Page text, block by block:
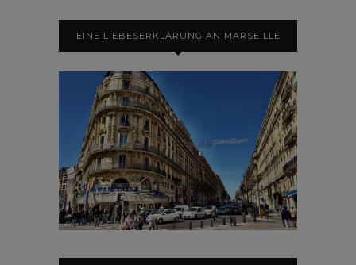
EINE LIEBESERKLÄRUNG AN MARSEILLE